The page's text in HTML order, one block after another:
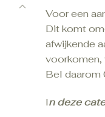
Voor een
Dit komt
afwijkende
voorkomen,
Bel daarom
In deze